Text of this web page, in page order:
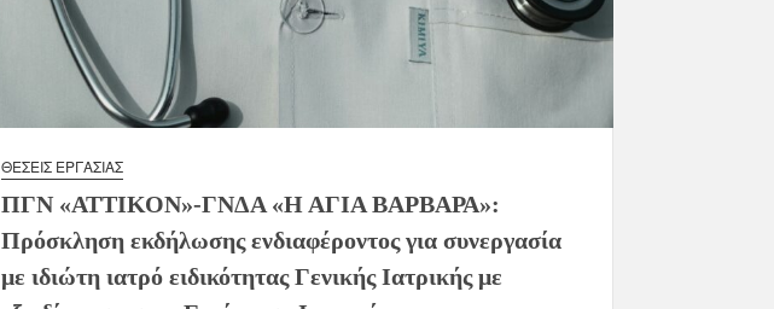
ΘΈΣΕΙΣ ΕΡΓΑΣΊΑΣ
ΠΓΝ «ΑΤΤΙΚΟΝ»-ΓΝΔΑ «Η ΑΓΙΑ ΒΑΡΒΑΡΑ»:
Πρόσκληση εκδήλωσης ενδιαφέροντος για συνεργασία
με ιδιώτη ιατρό ειδικότητας Γενικής Ιατρικής με